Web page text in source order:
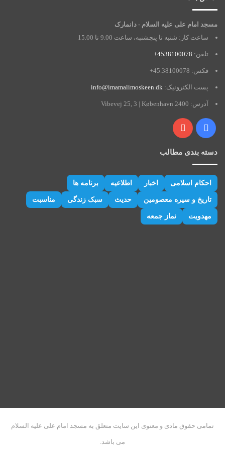
مسجد امام علی علیه السلام - دانمارک
ساعت کار: شنبه تا پنجشنبه، ساعت 9.00 تا 15.00
تلفن: 4538100078+
فکس: 45.38100078+
پست الکترونیک: info@imamalimoskeen.dk
آدرس: Vibevej 25, 3 | København 2400
فیس
یوتیوب
دسته بندی مطالب
احکام اسلامی اخبار اطلاعیه برنامه ها
تاریخ و سیره معصومین حدیث سبک زندگی مناسبت
مهدویت نماز جمعه
تمامی حقوق مادی و معنوی این سایت متعلق به مسجد امام علی علیه السلام
می باشد.